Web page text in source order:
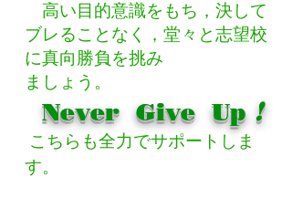
高い目的意識をもち，決して
ブレることなく，堂々と志望校
に真向勝負を挑み
ましょう。
Never Give Up !
こちらも全力でサポートしま
す。